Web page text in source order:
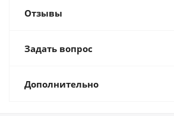
Отзывы
Задать вопрос
Дополнительно